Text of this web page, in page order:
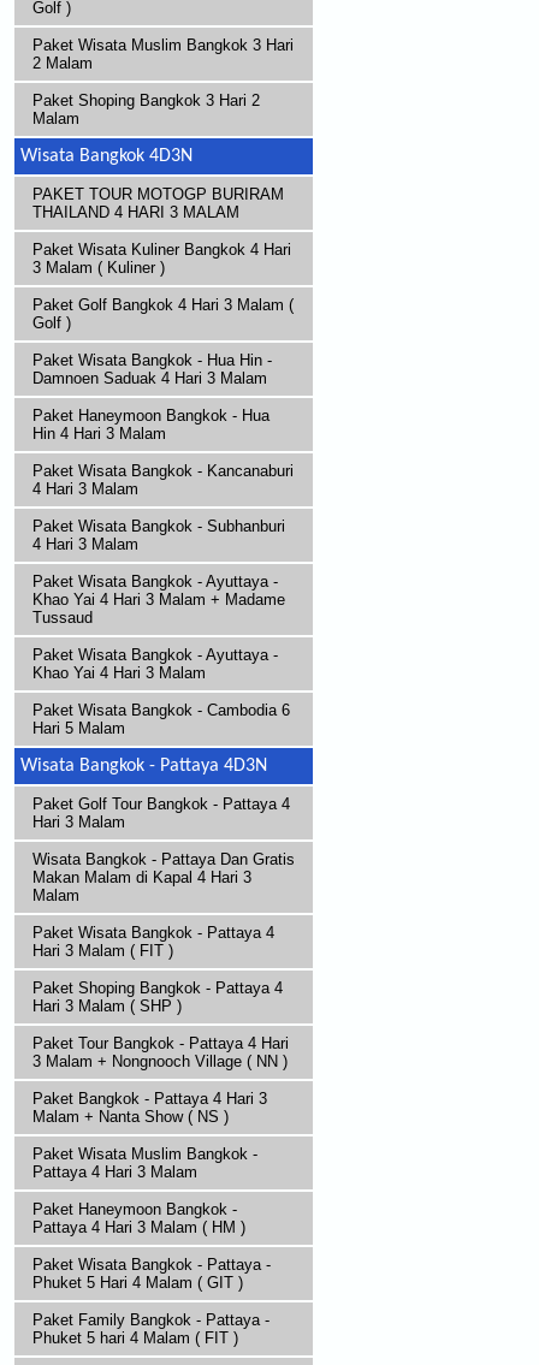
Golf )
Paket Wisata Muslim Bangkok 3 Hari
2 Malam
Paket Shoping Bangkok 3 Hari 2
Malam
Wisata Bangkok 4D3N
PAKET TOUR MOTOGP BURIRAM
THAILAND 4 HARI 3 MALAM
Paket Wisata Kuliner Bangkok 4 Hari
3 Malam ( Kuliner )
Paket Golf Bangkok 4 Hari 3 Malam (
Golf )
Paket Wisata Bangkok - Hua Hin -
Damnoen Saduak 4 Hari 3 Malam
Paket Haneymoon Bangkok - Hua
Hin 4 Hari 3 Malam
Paket Wisata Bangkok - Kancanaburi
4 Hari 3 Malam
Paket Wisata Bangkok - Subhanburi
4 Hari 3 Malam
Paket Wisata Bangkok - Ayuttaya -
Khao Yai 4 Hari 3 Malam + Madame
Tussaud
Paket Wisata Bangkok - Ayuttaya -
Khao Yai 4 Hari 3 Malam
Paket Wisata Bangkok - Cambodia 6
Hari 5 Malam
Wisata Bangkok - Pattaya 4D3N
Paket Golf Tour Bangkok - Pattaya 4
Hari 3 Malam
Wisata Bangkok - Pattaya Dan Gratis
Makan Malam di Kapal 4 Hari 3
Malam
Paket Wisata Bangkok - Pattaya 4
Hari 3 Malam ( FIT )
Paket Shoping Bangkok - Pattaya 4
Hari 3 Malam ( SHP )
Paket Tour Bangkok - Pattaya 4 Hari
3 Malam + Nongnooch Village ( NN )
Paket Bangkok - Pattaya 4 Hari 3
Malam + Nanta Show ( NS )
Paket Wisata Muslim Bangkok -
Pattaya 4 Hari 3 Malam
Paket Haneymoon Bangkok -
Pattaya 4 Hari 3 Malam ( HM )
Paket Wisata Bangkok - Pattaya -
Phuket 5 Hari 4 Malam ( GIT )
Paket Family Bangkok - Pattaya -
Phuket 5 hari 4 Malam ( FIT )